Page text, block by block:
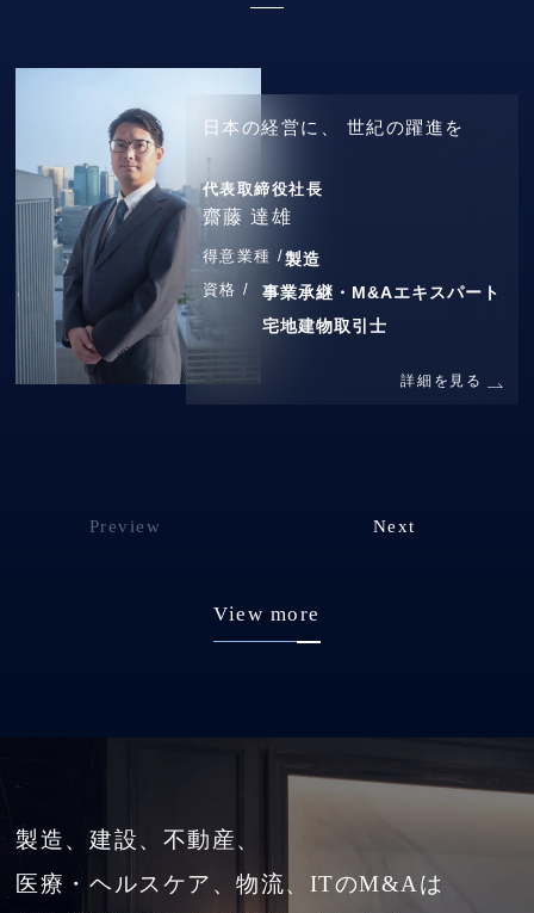
日本の経営に、 世紀の躍進を
代表取締役社長
齋藤 達雄
得意業種 /製造
資格 /
事業承継・M&Aエキスパート
宅地建物取引士
詳細を見る
Preview Next
View more
製造、建設、不動産、
医療・ヘルスケア、物流、ITのM&Aは